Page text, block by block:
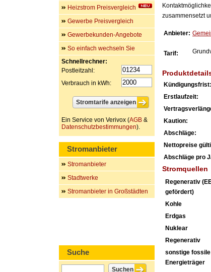
zusammensetzt
Anbieter:
Tarif:
Kündigungsfrist:
Erstlaufzeit:
Kaution:
Abschläge:
Nettopreise
Abschläge pro
Stromquellen
Regenerativ
gefördert)
Kohle
Erdgas
Nuklear
Regenerativ
sonstige fossile
Energieträger
Heizstrom Preisvergleich
Gewerbe Preisvergleich
Gewerbekunden-Angebote
So einfach wechseln Sie
Schnellrechner:
Postleitzahl:
Verbrauch in kWh:
Ein Service von Verivox (AGB &
Datenschutzbestimmungen).
Stromanbieter
Stromanbieter
Stadtwerke
Stromanbieter in Großstädten
Suche